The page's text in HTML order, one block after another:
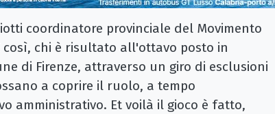
coordinatore provinciale del Movimento
così, chi è risultato all'ottavo posto in
di Firenze, attraverso un giro di esclusioni
a coprire il ruolo, a tempo
amministrativo. Et voilà il gioco è fatto,